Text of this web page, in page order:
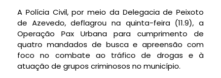
A Polícia Civil, por meio da Delegacia de Peixoto
de Azevedo, deflagrou na quinta-feira (11.9), a
Operação Pax Urbana para cumprimento de
quatro mandados de busca e apreensão com
foco no combate ao tráfico de drogas e à
atuação de grupos criminosos no município.